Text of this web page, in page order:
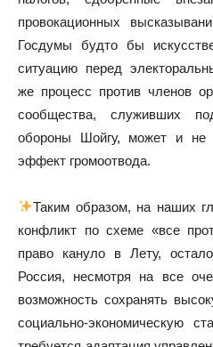
провокационных
Госдумы будто бы
ситуацию перед
же процесс против членов
сообщества, служивших
обороны Шойгу, может и не
эффект громоотвода.
Таким образом, на наших
конфликт по схеме «все
право кануло в Лету,
Россия, несмотря на все
возможность сохранять
социально-экономическую